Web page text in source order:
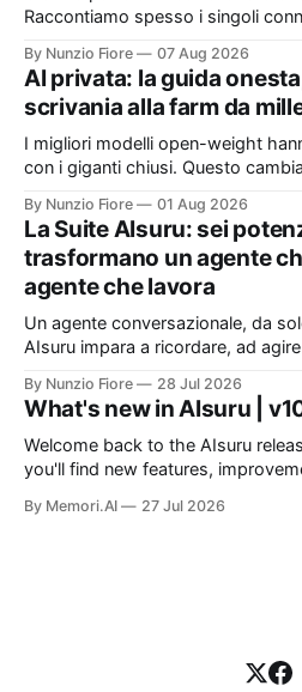
Raccontiamo spesso i singoli
pezzo: sta nel catalogo intero e in
quando i pezzi lavorano insieme.
By Nunzio Fiore 07 Aug 2026
AI privata: la guida
scrivania alla farm da
I migliori modelli open-weight
con i giganti chiusi. Questo
perimetro: sanità, finanza, PA,
dati che non possono uscire. Ma
benchmark e tace su
By Nunzio Fiore 01 Aug 2026
La Suite AIsuru: sei
trasformano un agente
agente che lavora
Un agente conversazionale, da
AIsuru impara a ricordare, ad
servizio e a costruire la propria
Questo articolo racconta tutti e sei
Suite, con
By Nunzio Fiore 28 Jul 2026
What's new in AIsuru |
Welcome back to the AIsuru
you'll find new features,
FEATURES AND IMPROVEMENTS! New MCP Filters Finding
By Memori.AI 27 Jul 2026